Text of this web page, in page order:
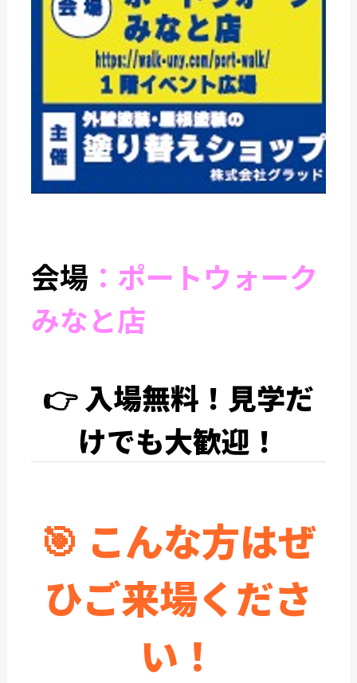
会場 ：ポートウォーク
みなと店
👉入場無料！見学だ
けでも大歓迎！
🎯 こんな方はぜ
ひご来場くださ
い！